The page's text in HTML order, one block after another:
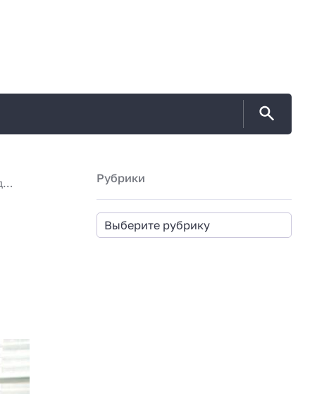
Апатия или дефицит мотивации: когда это не просто лень Рубрики